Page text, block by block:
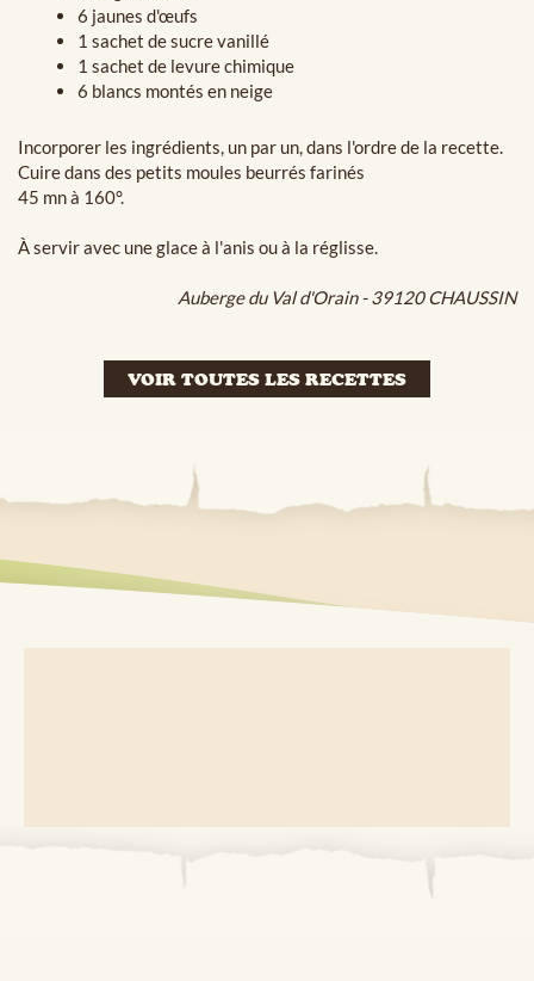
6 jaunes d'œufs
1 sachet de sucre vanillé
1 sachet de levure chimique
6 blancs montés en neige
Incorporer les ingrédients, un par un, dans l'ordre de la recette.
Cuire dans des petits moules beurrés farinés
45 mn à 160°.
À servir avec une glace à l'anis ou à la réglisse.
Auberge du Val d'Orain - 39120 CHAUSSIN
VOIR TOUTES LES RECETTES